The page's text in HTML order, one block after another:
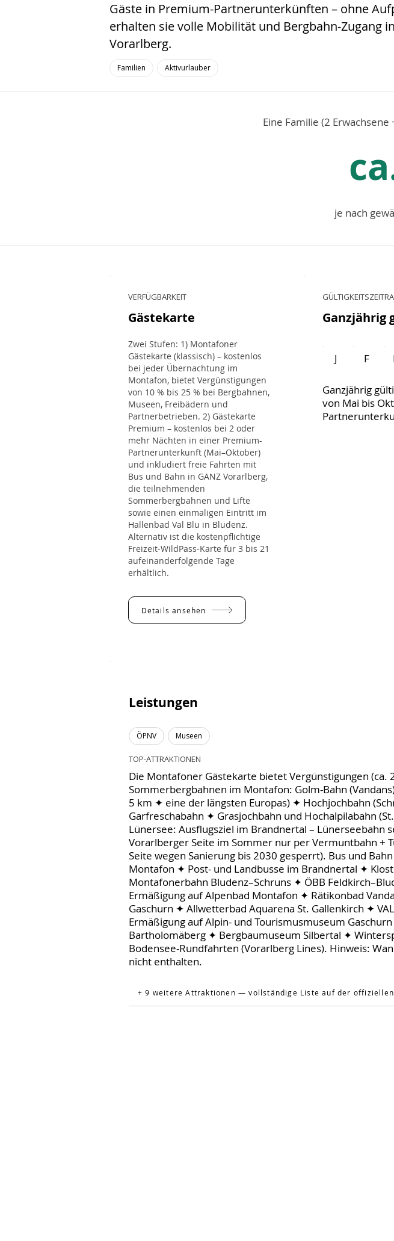
Gäste in Premium-Partnerunterkünften – ohne
erhalten sie volle Mobilität und Bergbahn-Zugang
Vorarlberg.
Familien Aktivurlauber
Eine Familie (2
je nach
VERFÜGBARKEIT
Gästekarte
Zwei Stufen: 1) Montafoner
Gästekarte (klassisch) – kostenlos
bei jeder Übernachtung im
Montafon, bietet Vergünstigungen
von 10 % bis 25 % bei Bergbahnen,
Museen, Freibädern und
Partnerbetrieben. 2) Gästekarte
Premium – kostenlos bei 2 oder
mehr Nächten in einer Premium-
Partnerunterkunft (Mai–Oktober)
und inkludiert freie Fahrten mit
Bus und Bahn in GANZ Vorarlberg,
die teilnehmenden
Sommerbergbahnen und Lifte
sowie einen einmaligen Eintritt im
Hallenbad Val Blu in Bludenz.
Alternativ ist die kostenpflichtige
Freizeit-WildPass-Karte für 3 bis 21
aufeinanderfolgende Tage
erhältlich.
Details ansehen
Ganzjährig
J F
Ganzjährig
von Mai bis
Leistungen
ÖPNV Museen
TOP-ATTRAKTIONEN
Die Montafoner Gästekarte bietet Vergünstigungen (ca.
Sommerbergbahnen im Montafon: Golm-Bahn
5 km ✦ eine der längsten Europas) ✦ Hochjochbahn
Garfreschabahn ✦ Grasjochbahn und Hochalpilabahn
Lünersee: Ausflugsziel im Brandnertal – Lünerseebahn
Vorarlberger Seite im Sommer nur per Vermuntbahn +
Seite wegen Sanierung bis 2030 gesperrt). Bus und
Montafon ✦ Post- und Landbusse im Brandnertal ✦
Montafonerbahn Bludenz–Schruns ✦ ÖBB
Ermäßigung auf Alpenbad Montafon ✦ Rätikonbad
Gaschurn ✦ Allwetterbad Aquarena St. Gallenkirch ✦
Ermäßigung auf Alpin- und Tourismusmuseum
Bartholomäberg ✦ Bergbaumuseum Silbertal ✦
Bodensee-Rundfahrten (Vorarlberg Lines). Hinweis:
nicht enthalten.
+ 9 weitere Attraktionen — vollständige Liste auf der